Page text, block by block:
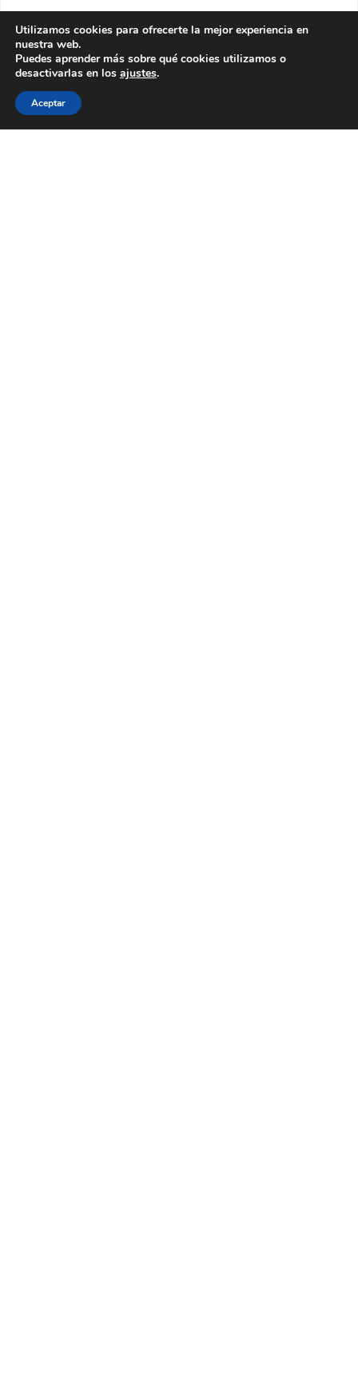
Utilizamos cookies para ofrecerte la mejor experiencia en
nuestra web.
Puedes aprender más sobre qué cookies utilizamos o
desactivarlas en los ajustes.
Aceptar